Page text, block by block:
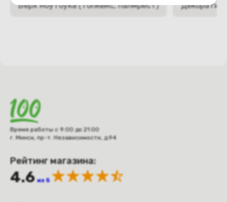
Верх ноутбука (топкейс, палмрест)
Время работы с 9:00 до 21:00
г. Минск, пр-т. Независимости, д.94
Рейтинг магазина:
4.6 из 5